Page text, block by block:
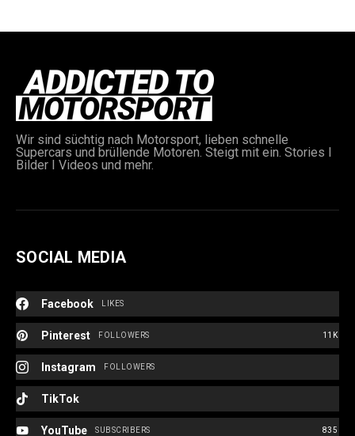
Wir sind süchtig nach Motorsport, lieben schnelle
Supercars und brüllende Motoren. Steigt mit ein. Stories I
Bilder I Videos und mehr.
SOCIAL MEDIA
Facebook LIKES
Pinterest 11K
FOLLOWERS
Instagram FOLLOWERS
TikTok
YouTube 835
SUBSCRIBERS